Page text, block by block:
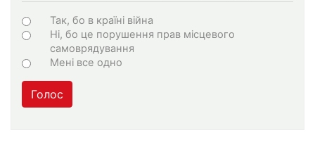
Варіанти
Так, бо в країні війна
Ні, бо це порушення прав місцевого
самоврядування
Мені все одно
Голос